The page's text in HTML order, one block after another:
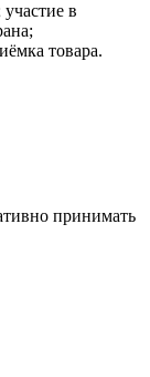
в
товара.
принимать